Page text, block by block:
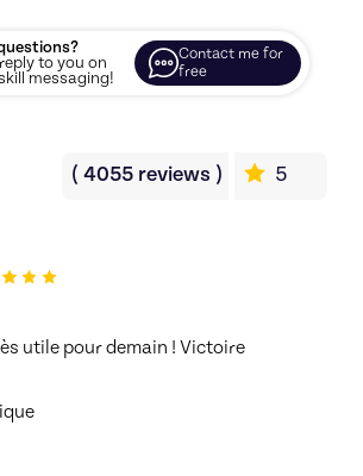
reply to you on
messaging!
Contact me for
free
( 4055 reviews ) 5
utile pour demain ! Victoire